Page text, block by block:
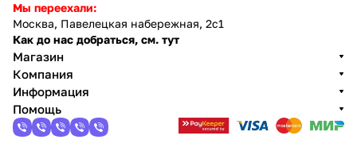
Мы переехали:
Москва, Павелецкая набережная, 2с1
Как до нас добраться, см. тут
Магазин
Компания
Информация
Помощь